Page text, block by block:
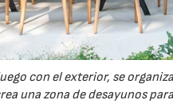
con el exterior, se
una zona de desayunos